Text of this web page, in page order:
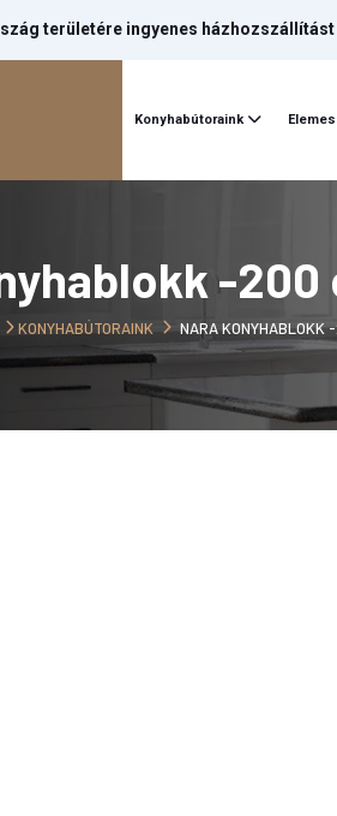
területére ingyenes házhozszállítást
Konyhabútoraink
-
KONYHABÚTORAINK NARA KONYHABLOKK